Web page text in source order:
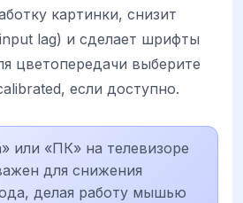
картинки, снизит
lag) и сделает шрифты
цветопередачи выберите
если доступно.
или «ПК» на телевизоре
для снижения
делая работу мышью